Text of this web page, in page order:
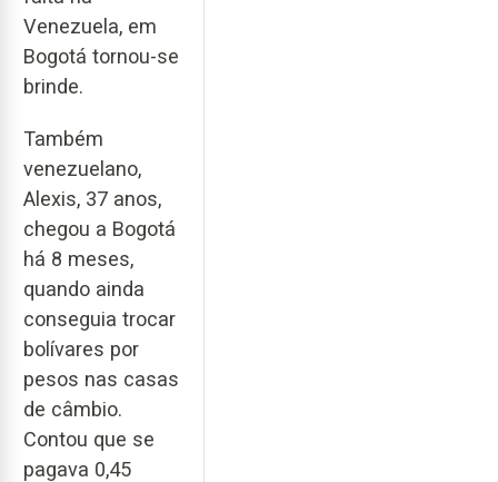
Venezuela, em
Bogotá tornou-se
brinde.
Também
venezuelano,
Alexis, 37 anos,
chegou a Bogotá
há 8 meses,
quando ainda
conseguia trocar
bolívares por
pesos nas casas
de câmbio.
Contou que se
pagava 0,45